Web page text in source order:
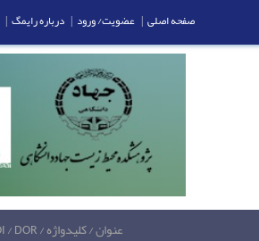
عنوان / کلیدواژه / DOI / DOR
صفحه اصلی | عضویت/ ورود | درباره رایمگ |